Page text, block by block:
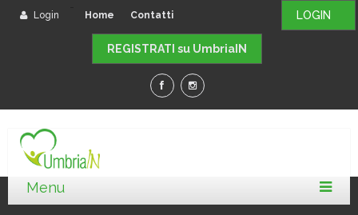
LOGIN
Login Home Contatti
REGISTRATI su UmbriaIN